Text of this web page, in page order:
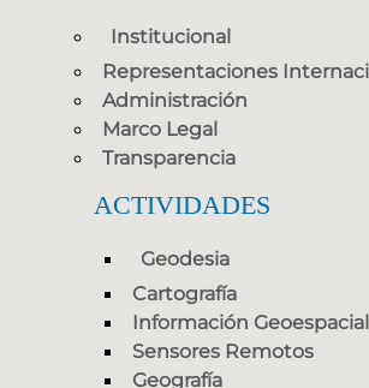
Institucional
Representaciones
Administración
Marco Legal
Transparencia
ACTIVIDADES
Geodesia
Cartografía
Información Geoespacial
Sensores Remotos
Geografía